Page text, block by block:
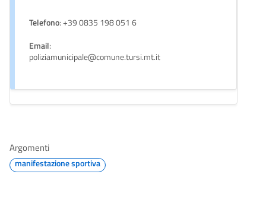
Telefono: +39 0835 198 051 6
Email:
poliziamunicipale@comune.tursi.mt.it
Argomenti
manifestazione sportiva